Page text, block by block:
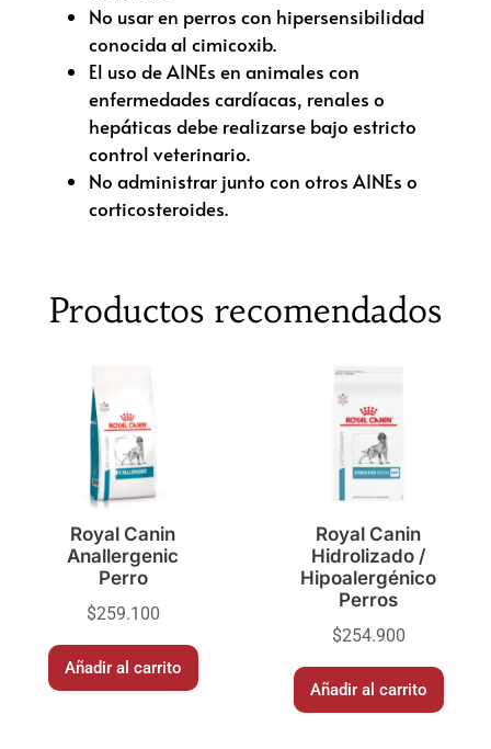
No usar en perros con hipersensibilidad
conocida al cimicoxib.
El uso de AINEs en animales con
enfermedades cardíacas, renales o
hepáticas debe realizarse bajo estricto
control veterinario.
No administrar junto con otros AINEs o
corticosteroides.
Productos recomendados
Royal Canin
Anallergenic
Perro
$259.100
Añadir al carrito
Royal Canin
Hidrolizado /
Hipoalergénico
Perros
$254.900
Añadir al carrito